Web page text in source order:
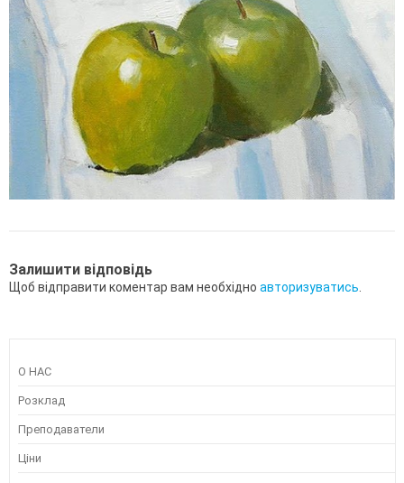
Залишити відповідь
Щоб відправити коментар вам необхідно авторизуватись
О НАС
Розклад
Преподаватели
Ціни